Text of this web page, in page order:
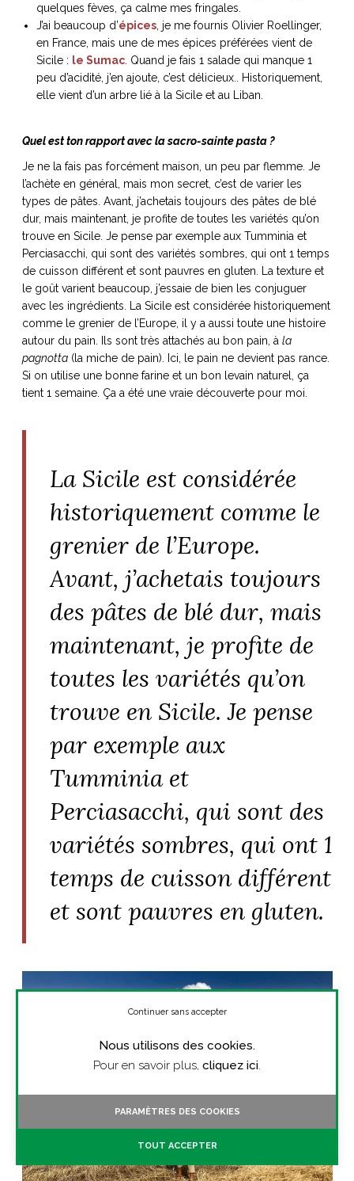
quelques fèves, ça calme mes fringales.
J’ai beaucoup d’épices, je me fournis Olivier Roellinger,
en France, mais une de mes épices préférées vient de
Sicile : le Sumac. Quand je fais 1 salade qui manque 1
peu d’acidité, j’en ajoute, c’est délicieux.. Historiquement,
elle vient d’un arbre lié à la Sicile et au Liban.
Quel est ton rapport avec la sacro-sainte pasta ?
Je ne la fais pas forcément maison, un peu par flemme. Je
l’achète en général, mais mon secret, c’est de varier les
types de pâtes. Avant, j’achetais toujours des pâtes de blé
dur, mais maintenant, je profite de toutes les variétés qu’on
trouve en Sicile. Je pense par exemple aux Tumminia et
Perciasacchi , qui sont des variétés sombres, qui ont 1 temps
de cuisson différent et sont pauvres en gluten. La texture et
le goût varient beaucoup, j’essaie de bien les conjuguer
avec les ingrédients. La Sicile est considérée historiquement
comme le grenier de l’Europe, il y a aussi toute une histoire
autour du pain. Ils sont très attachés au bon pain, à la
pagnotta(la miche de pain). Ici, le pain ne devient pas rance.
Si on utilise une bonne farine et un bon levain naturel, ça
tient 1 semaine. Ça a été une vraie découverte pour moi.
La Sicile est considérée
historiquement comme le
grenier de l’Europe.
Avant, j’achetais toujours
des pâtes de blé dur, mais
maintenant, je profite de
toutes les variétés qu’on
trouve en Sicile. Je pense
par exemple aux
Tumminia et
Perciasacchi, qui sont des
variétés sombres, qui ont 1
temps de cuisson différent
et sont pauvres en gluten.
Nous utilisons des cookies.
Pour en savoir plus, cliquez ici.
Continuer sans accepter
PARAMÈTRES DES COOKIES
TOUT ACCEPTER